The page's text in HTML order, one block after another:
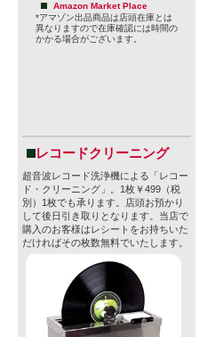
Amazon Market Place
*アマゾン出品商品は店頭在庫とは
異なりますので在庫確認には時間の
かかる場合がございます。
レコードクリーニング
超音波レコード洗浄機による「レコー
ド・クリーニング」。1枚￥499（税
別）1枚でも承ります。店頭お預かり
して後日引き取りとなります。当店で
購入のお客様はレシートをお持ちいた
だければその枚数無料でいたします。